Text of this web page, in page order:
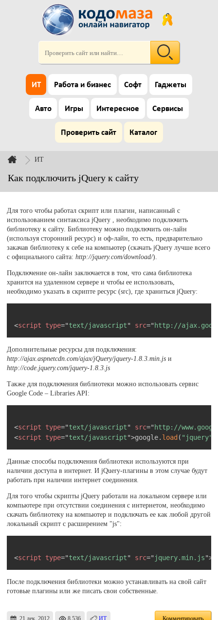
ИТ Работа и бизнес Софт Гаджеты
Авто Игры Интересное Сервисы
Проверить сайт Каталог
ИТ
Как подключить jQuery к сайту
Для того чтобы работал скрипт или плагин, написанный с
использованием синтаксиса jQuery , необходимо подключить
библиотеку к сайту. Библиотеку можно подключить он-лайн
(используя сторонний ресурс) и оф-лайн, то есть, предварительно
закачав библиотеку к себе на компьютер (скачать jQuery лучше всего
с официального сайта:http://jquery.com/download/).
Подключение он-лайн заключается в том, что сама библиотека
хранится на удаленном сервере и чтобы ее использовать,
необходимо указать в скрипте ресурс (src), где храниться jQuery:
<script type="text/javascript" src=" http://
Дополнительные ресурсы для подключения:
http://ajax.aspnetcdn.com/ajax/jQuery/jquery-1.8.3.min.js и
http://code.jquery.com/jquery-1.8.3.js
Также для подключения библиотеки можно использовать сервис
Google Code – Libraries API:
<script type="text/javascript" src=" http://
<script type="text/javascript">google. load ( "jquery"
Данные способы подключения библиотеки используются при
наличии доступа в интернет. И jQuery-плагины в этом случае будут
работать при наличии интернет соединения.
Для того чтобы скрипты jQuery работали на локальном сервере или
компьютере при отсутствии соединения с интернетом, необходимо
скачать библиотеку на компьютер и подключать ее как любой другой
локальный скрипт с расширением "js":
<script type="text/javascript" src=" jquery.min.js">
После подключения библиотеки можно устанавливать на свой сайт
готовые плагины или же писать свои собственные.
21 дек. 2012 8,536 ИТ Комментировать